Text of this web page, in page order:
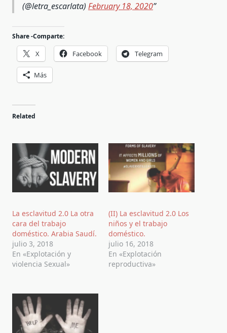
(@letra_escarlata) February 18, 2020
Share -Comparte:
X Facebook Telegram
Más
Related
La esclavitud 2.0 La otra
cara del trabajo
doméstico. Arabia Saudí.
julio 3, 2018
En «Explotación y
violencia Sexual»
(II) La esclavitud 2.0 Los
niños y el trabajo
doméstico.
julio 16, 2018
En «Explotación
reproductiva»